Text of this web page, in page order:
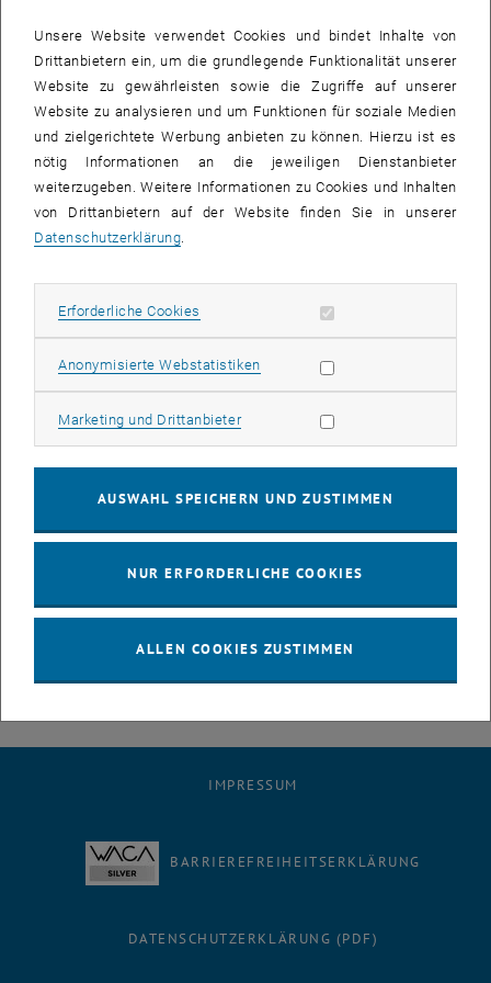
Wien, Christian Ehalt (in Vertretung des Bürgermeisters und des
Kulturstadtrates), und den Rektor der TU Wien, Peter Skalicky.
Die Preisträger:
DI Gerhard Bahr:"Entwicklung einer Vergussverankerung für CFK-
Zugglieder"
von Schadensfällen in Wasserkraftanlagen"
DI Johannes Schimpl:"Linkage Isomers of Transition Metal
Nitrosyl Complexes"
DI Alexander Spauwen: "MASP - Verbindung der Kontinente Europa
und Afrika"
DI Manfred Weihs: "DVB Software-Dekodierung unter Linux"
Absolventen durch die Preise der Stadt Wien für ihre Leistungen
Wissenschaftsabteilung des Magistrats der Stadt Wien und der TU
IMPRESSUM
BARRIEREFREIHEITSERKLÄRUNG
DATENSCHUTZERKLÄRUNG (PDF)
Unsere Website verwendet Cookies und bindet Inhalte von
Drittanbietern ein, um die grundlegende Funktionalität unserer
Website zu gewährleisten sowie die Zugriffe auf unserer
Website zu analysieren und um Funktionen für soziale Medien
und zielgerichtete Werbung anbieten zu können. Hierzu ist es
nötig Informationen an die jeweiligen Dienstanbieter
weiterzugeben. Weitere Informationen zu Cookies und Inhalten
von Drittanbietern auf der Website finden Sie in unserer
Datenschutzerklärung.
Erforderliche Cookies Erforderliche Cookies zulassen
Anonymisierte WebstatistikenStatistik Cookies zulassen
Marketing und DrittanbieterMarketing Cookies zulassen
AUSWAHL SPEICHERN UND ZUSTIMMEN
NUR ERFORDERLICHE COOKIES
ALLEN COOKIES ZUSTIMMEN